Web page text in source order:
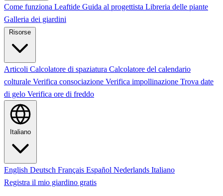
Come funziona Leaftide Guida al progettista Libreria delle piante
Galleria dei giardini
Risorse
Articoli Calcolatore di spaziatura Calcolatore del calendario
colturale Verifica consociazione Verifica impollinazione Trova date
di gelo Verifica ore di freddo
Italiano
English Deutsch Français Español Nederlands Italiano
Registra il mio giardino gratis